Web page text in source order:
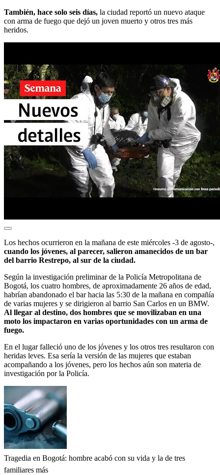
También, hace solo seis días, la ciudad reportó un nuevo ataque
con arma de fuego que dejó un joven muerto y otros tres más
heridos.
Los hechos ocurrieron en la mañana de este miércoles -3 de agosto-,
cuando los jóvenes, al parecer, salieron amanecidos de un bar
del barrio Restrepo, al sur de la ciudad.
Según la investigación preliminar de la Policía Metropolitana de
Bogotá, los cuatro hombres, de aproximadamente 26 años de edad,
habrían abandonado el bar hacia las 5:30 de la mañana en compañía
de varias mujeres y se dirigieron al barrio San Carlos en un BMW.
Al llegar al destino, dos hombres que se movilizaban en una
moto los impactaron en varias oportunidades con un arma de
fuego.
En el lugar falleció uno de los jóvenes y los otros tres resultaron con
heridas leves. Esa sería la versión de las mujeres que estaban
acompañando a los jóvenes, pero los hechos aún son materia de
investigación por la Policía.
Tragedia en Bogotá: hombre acabó con su vida y la de tres
familiares más